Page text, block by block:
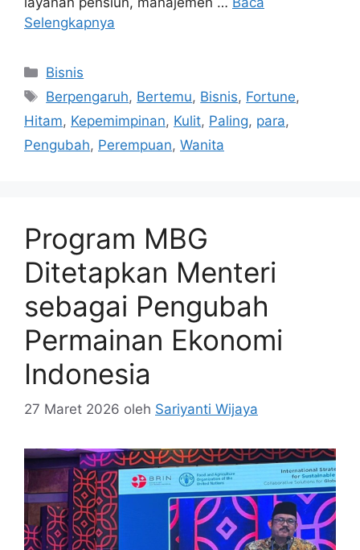
Selengkapnya
Kategori
Bisnis
Tag
Berpengaruh, Bertemu, Bisnis, Fortune,
Hitam, Kepemimpinan, Kulit, Paling, para,
Pengubah, Perempuan, Wanita
Program MBG
Ditetapkan Menteri
sebagai Pengubah
Permainan Ekonomi
Indonesia
27 Maret 2026 oleh Sariyanti Wijaya